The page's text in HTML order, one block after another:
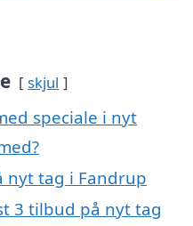
skjul
speciale i nyt
nyt tag i Fandrup
3 tilbud på nyt tag